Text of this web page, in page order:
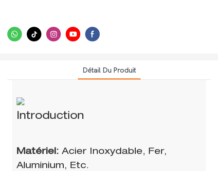
Détail Du Produit
Introduction
Matériel: Acier Inoxydable, Fer,
Aluminium, Etc.